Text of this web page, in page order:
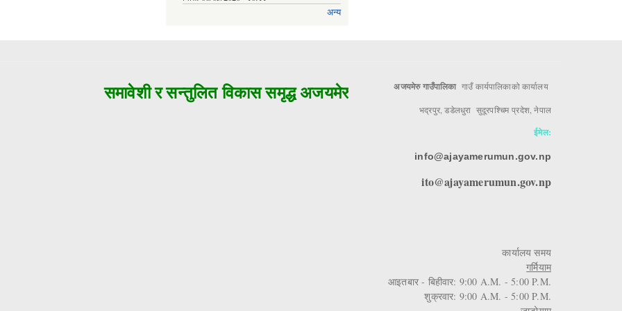
अन्य
समावेशी र सन्तुलित विकास समृद्ध अजयमेरुको मुल आधार!!अजयमेरु गाउँपालिका गाउँ कार्यपालिकाको कार्यालय
भद्रपुर, डडेलधुरा सुदूरपश्चिम प्रदेश, नेपाल
ईमेल:
info@ajayamerumun.gov.np
ito@ajayamerumun.gov.np
कार्यालय समय
गर्मियाम
आइतबार - बिहीवार: 9:00 A.M. - 5:00 P.M.
शुक्रवार: 9:00 A.M. - 5:00 P.M.